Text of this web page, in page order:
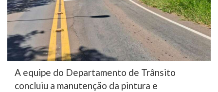
A equipe do Departamento de Trânsito
concluiu a manutenção da pintura e